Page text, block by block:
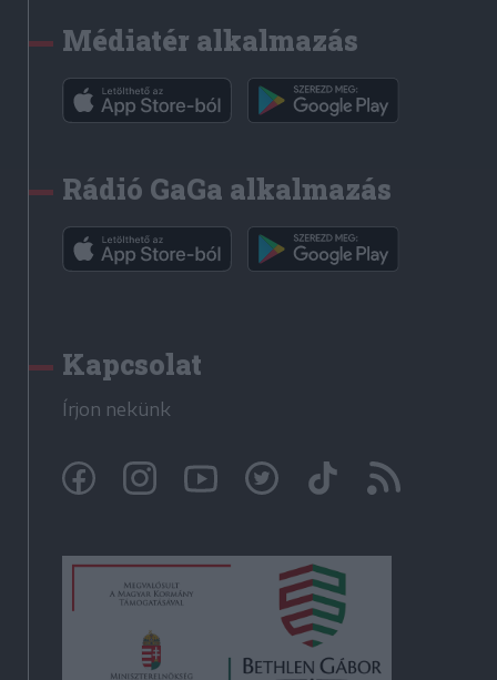
Médiatér alkalmazás
Rádió GaGa alkalmazás
Kapcsolat
Írjon nekünk